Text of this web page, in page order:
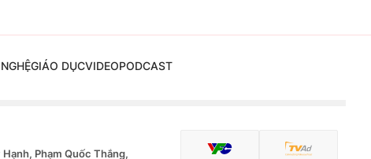
GIÁO DỤCVIDEOPODCAST
Phạm Quốc Thắng,